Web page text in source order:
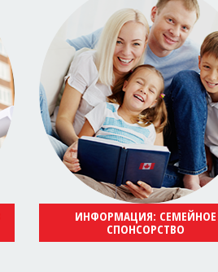
ИНФОРМАЦИЯ: СЕМЕЙНОЕ
СПОНСОРСТВО